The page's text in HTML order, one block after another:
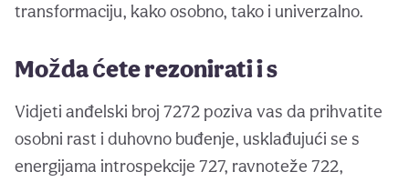
transformaciju, kako osobno, tako i univerzalno.
Možda ćete rezonirati i s
Vidjeti anđelski broj 7272 poziva vas da prihvatite
osobni rast i duhovno buđenje, usklađujući se s
energijama introspekcije 727, ravnoteže 722,